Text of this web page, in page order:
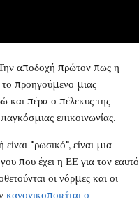
αποδοχή πρώτον πως η
το προηγούμενο μιας
και πέρα ο πέλεκυς της
επικοινωνίας.
είναι "ρωσικό", είναι μια
που έχει η ΕΕ για τον εαυτό
οι νόρμες και οι
κανονικοποιείται ο